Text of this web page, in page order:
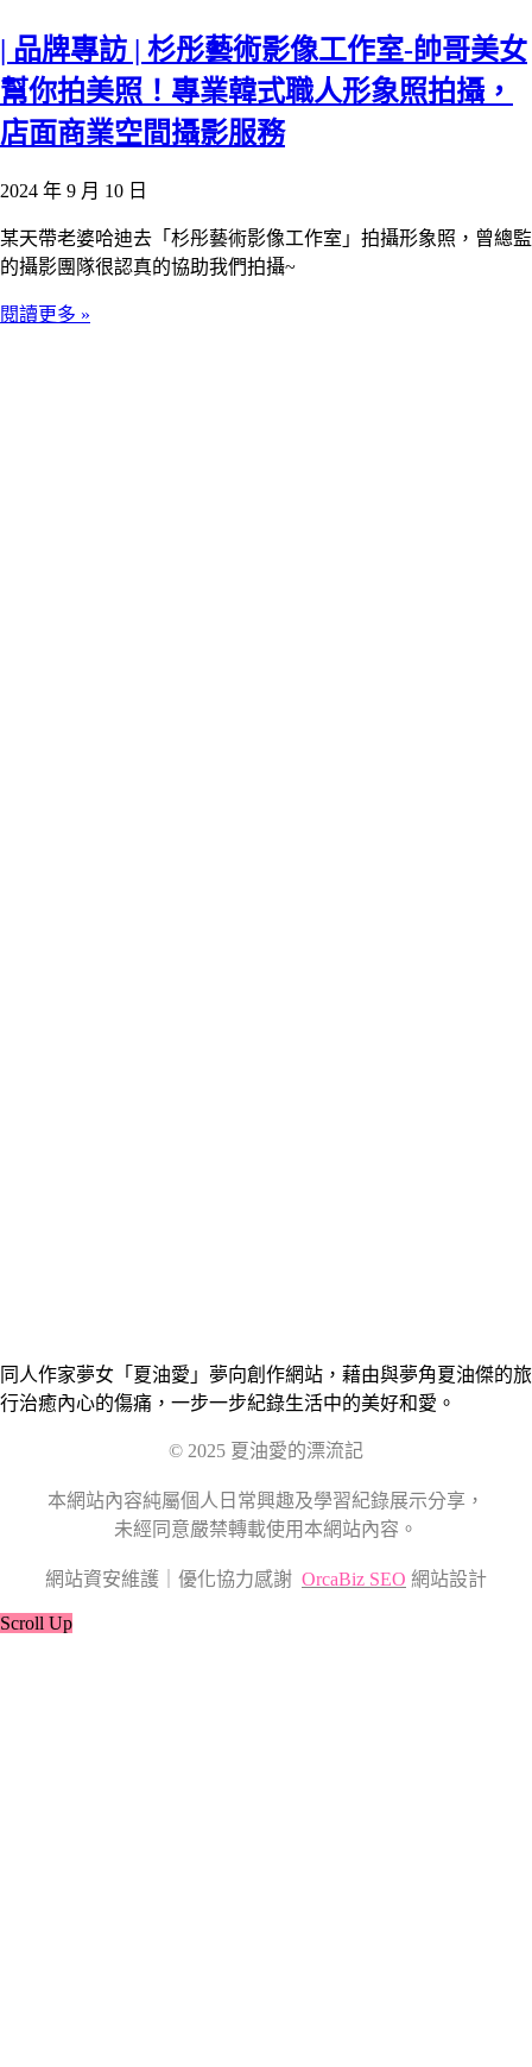
| 品牌專訪 | 杉彤藝術影像工作室-帥哥美女
幫你拍美照！專業韓式職人形象照拍攝，
店面商業空間攝影服務
2024 年 9 月 10 日
某天帶老婆哈迪去「杉彤藝術影像工作室」拍攝形象照，曾總監
的攝影團隊很認真的協助我們拍攝~
閱讀更多 »
同人作家夢女「夏油愛」夢向創作網站，藉由與夢角夏油傑的旅
行治癒內心的傷痛，一步一步紀錄生活中的美好和愛。
© 2025 夏油愛的漂流記
本網站內容純屬個人日常興趣及學習紀錄展示分享，
未經同意嚴禁轉載使用本網站內容。
網站資安維護｜優化協力感謝 OrcaBiz SEO 網站設計
Scroll Up